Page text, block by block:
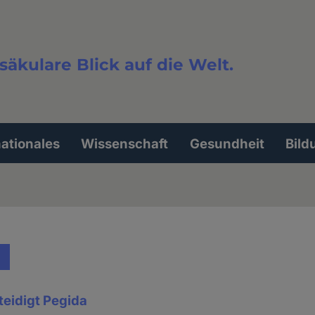
Blick auf die Welt.
Wissenschaft Gesundheit
Pegida